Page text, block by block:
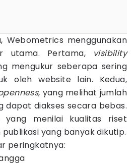
Webometrics menggunakan
utama. Pertama, visibility
mengukur seberapa sering
oleh website lain. Kedua,
, yang melihat jumlah
dapat diakses secara bebas.
yang menilai kualitas riset
yang banyak dikutip.
peringkatnya: